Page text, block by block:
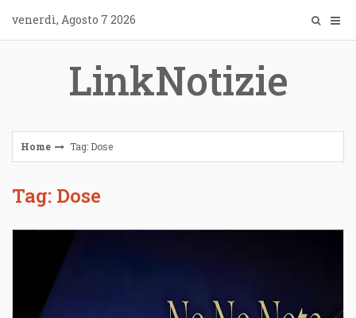
content
venerdì, Agosto 7 2026
LinkNotizie
Home Tag: Dose
Tag: Dose